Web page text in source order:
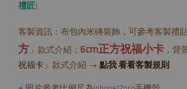
禮匠)
客製資訊：布包內米磚裝飾，可參考客製禮
方」款式介紹； 6cm正方祝福小卡 ，背
祝福卡」款式介紹 → 點我 看看客製規則